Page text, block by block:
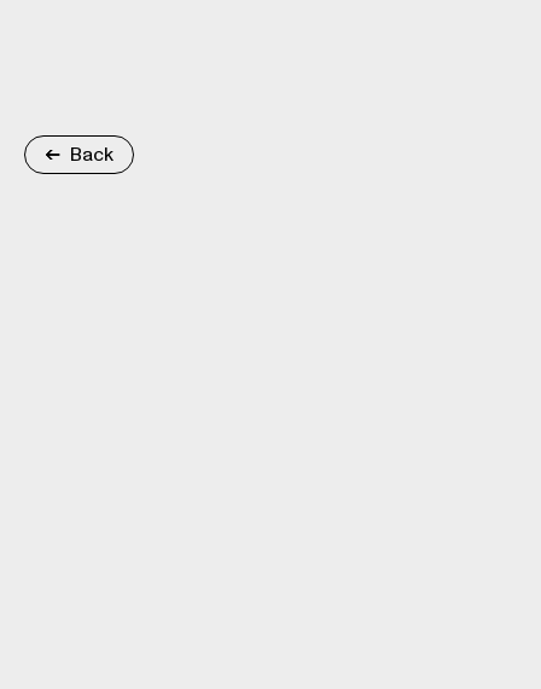
Back